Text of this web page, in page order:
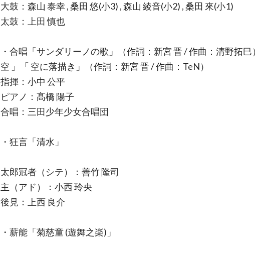
大鼓：森山 泰幸 , 桑田 悠(小3) , 森山 綾音(小2) , 桑田 來(小1)
太鼓：上田 慎也
・合唱「サンダリーノの歌」（作詞：新宮 晋 / 作曲：清野拓巳
空 」「 空に落描き」（作詞：新宮 晋 / 作曲：TeN）
指揮：小中 公平
ピアノ：髙橋 陽子
合唱：三田少年少女合唱団
・狂言「清水」
太郎冠者（シテ）：善竹 隆司
主（アド）：小西 玲央
後見：上西 良介
・薪能「菊慈童 (遊舞之楽)」